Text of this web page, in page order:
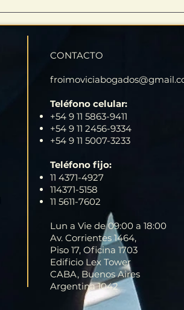
CONTACTO
Teléfono celular:
+54 9 11 5863-9411
+54 9 11 2456-9334
+54 9 11 5007-3233
Teléfono fijo:
11 4371-4927
114371-5158
11 5611-7602
Lun a Vie de 09:00 a 18:00
Av. Corrientes 1464,
Piso 17, Oficina 1703
Edificio Lex Tower
CABA, Buenos Aires
Argentina 1042